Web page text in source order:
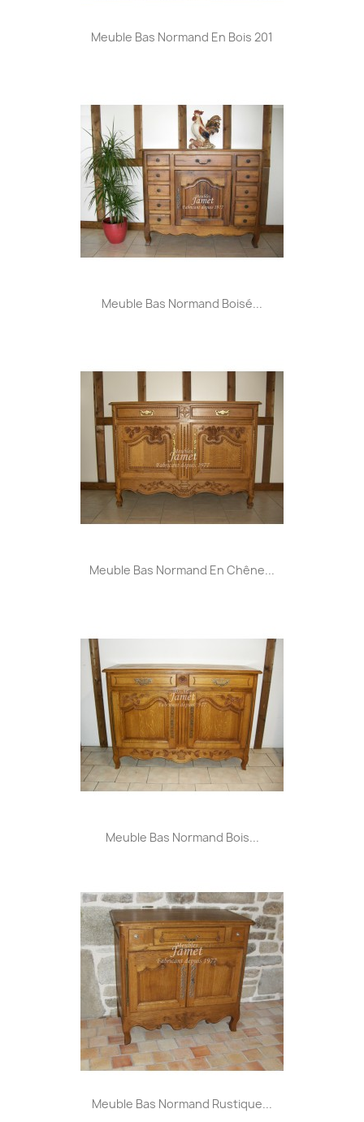
Meuble Bas Normand En Bois 201
Meuble Bas Normand Boisé...
Meuble Bas Normand En Chêne...
Meuble Bas Normand Bois...
Meuble Bas Normand Rustique...